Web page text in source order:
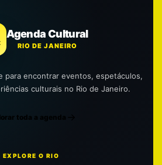
Agenda Cultural
RIO DE JANEIRO
para encontrar eventos, espetáculos,
culturais no Rio de Janeiro.
toda a agenda
EXPLORE O RIO